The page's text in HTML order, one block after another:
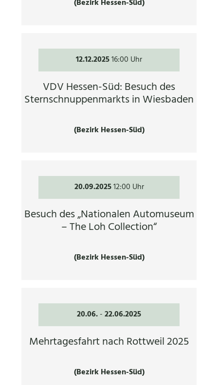
(Bezirk Hessen-Süd)
12.12.202516:00 Uhr
VDV Hessen-Süd: Besuch des
Sternschnuppenmarkts in Wiesbaden
(Bezirk Hessen-Süd)
20.09.202512:00 Uhr
Besuch des „Nationalen Automuseum
– The Loh Collection“
(Bezirk Hessen-Süd)
20.06.-22.06.2025
Mehrtagesfahrt nach Rottweil 2025
(Bezirk Hessen-Süd)